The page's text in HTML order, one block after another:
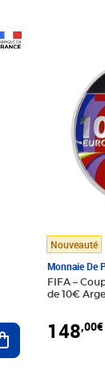
Ajouter au panier
Nouveauté
Monnaie De
FIFA –
de 10€
148,00€